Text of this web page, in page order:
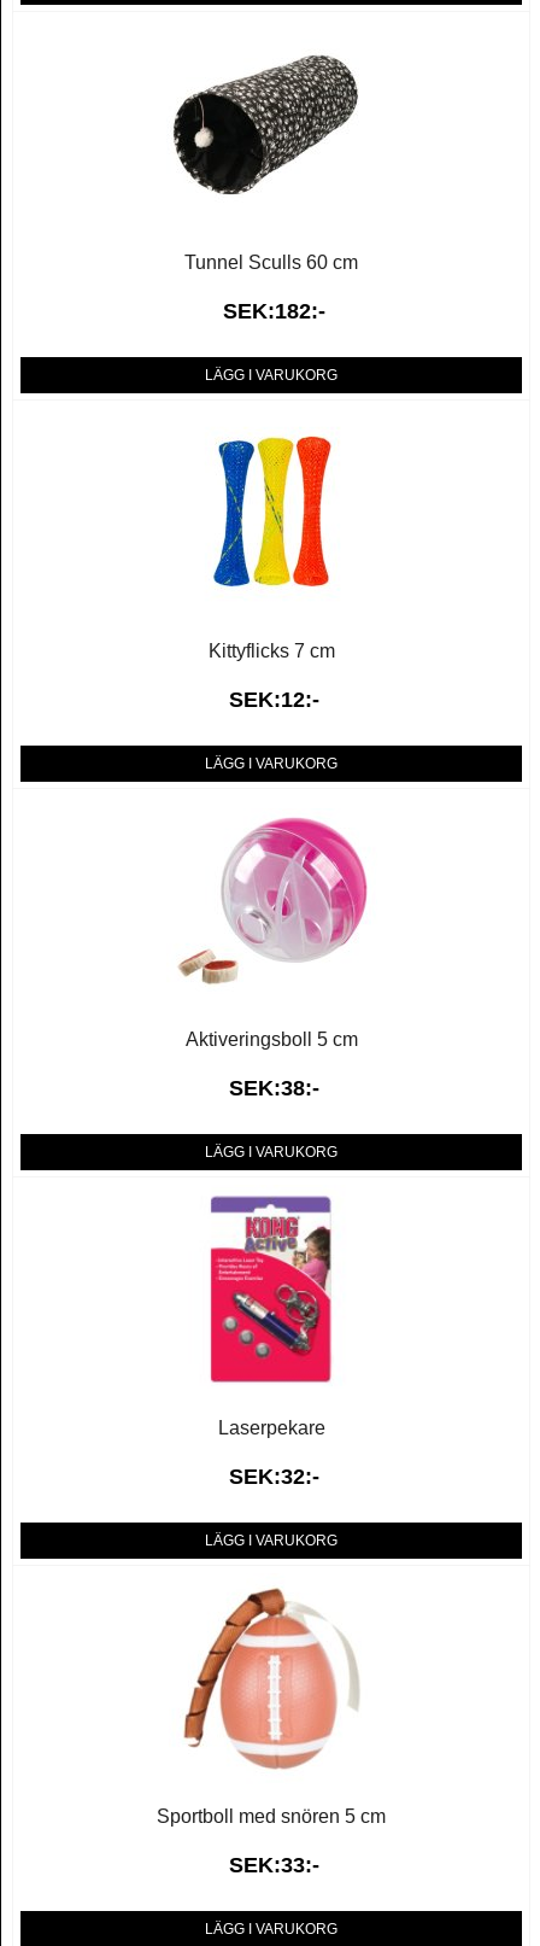
Tunnel Sculls 60 cm
SEK:182:-
LÄGG I VARUKORG
Kittyflicks 7 cm
SEK:12:-
LÄGG I VARUKORG
Aktiveringsboll 5 cm
SEK:38:-
LÄGG I VARUKORG
Laserpekare
SEK:32:-
LÄGG I VARUKORG
Sportboll med snören 5 cm
SEK:33:-
LÄGG I VARUKORG